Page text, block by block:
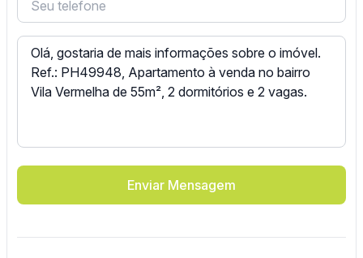
Enviar Mensagem